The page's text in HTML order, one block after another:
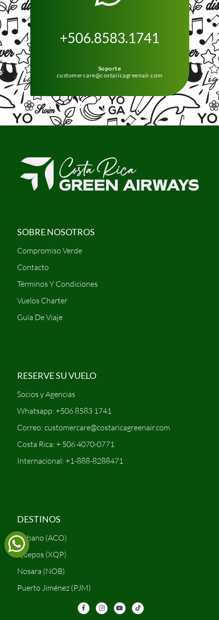
+506.8583.1741
Soporte
customercare@costaricagreenair.com
SOBRE NOSOTROS
Compromiso Verde
Contacto
Términos Y Condiciones
Vuelos Charter
Guía De Viaje
RESERVE SU VUELO
Socios y Agencias
Whatsapp: +506 8583 1741
Correo: customercare@costaricagreenair.com
Costa Rica: + 506 4070-0771
Internacional: +1-888-8288471
DESTINOS
Cóbano (ACO)
Quepos (XQP)
Nosara (NOB)
Puerto Jiménez (PJM)